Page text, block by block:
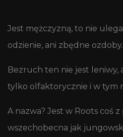
Jest mężczyzną, to nie
odzienie, ani zbędne
Bezruch ten nie jest leniwy,
tylko olfaktorycznie i w tym
A nazwa? Jest w Roots coś
wszechobecna jak